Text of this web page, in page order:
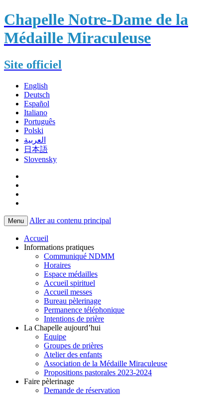
Chapelle Notre-Dame de la
Médaille Miraculeuse
Site officiel
English
Deutsch
Español
Italiano
Português
Polski
العربية
日本語
Slovensky
Menu Aller au contenu principal
Accueil
Informations pratiques
Communiqué NDMM
Horaires
Espace médailles
Accueil spirituel
Accueil messes
Bureau pèlerinage
Permanence téléphonique
Intentions de prière
La Chapelle aujourd’hui
Equipe
Groupes de prières
Atelier des enfants
Association de la Médaille Miraculeuse
Propositions pastorales 2023-2024
Faire pèlerinage
Demande de réservation